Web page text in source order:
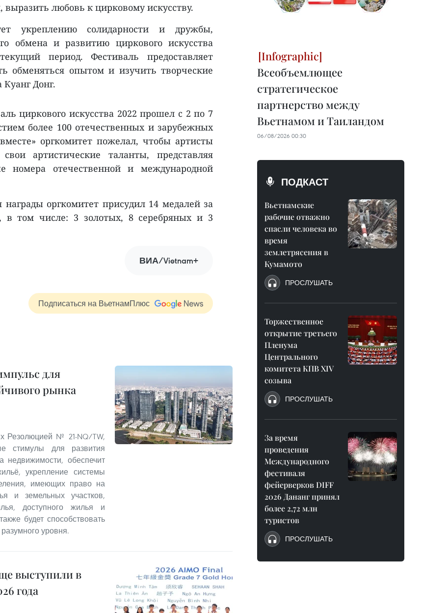
выразить любовь к цирковому искусству.
укреплению солидарности и дружбы,
обмена и развитию циркового искусства
период. Фестиваль предоставляет
обменяться опытом и изучить творческие
Донг.
циркового искусства 2022 прошел с 2 по 7
более 100 отечественных и зарубежных
оргкомитет пожелал, чтобы артисты
артистические таланты, представляя
номера отечественной и международной
оргкомитет присудил 14 медалей за
в том числе: 3 золотых, 8 серебряных и 3
ВИА/Vietnam+
Подписаться на ВьетнамПлюс
для
рынка
Резолюцией № 21-NQ/TW,
стимулы для развития
недвижимости, обеспечит
укрепление системы
имеющих право на
и земельных участков,
доступного жилья и
будет способствовать
уровня.
выступили в
года
Всеобъемлющее
стратегическое
партнерство между
Вьетнамом и Таиландом
06/08/2026 00:30
ПОДКАСТ
Вьетнамские
рабочие отважно
спасли человека во
время
землетрясения в
Кумамото
ПРОСЛУШАТЬ
Торжественное
открытие третьего
Пленума
Центрального
комитета КПВ XIV
созыва
ПРОСЛУШАТЬ
За время
проведения
Международного
фестиваля
фейерверков DIFF
2026 Дананг принял
более 2,72 млн
туристов
ПРОСЛУШАТЬ